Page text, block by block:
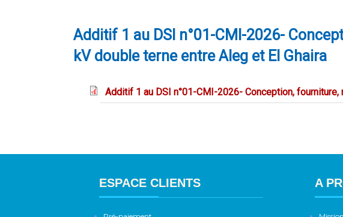
Additif 1 au DSI n°01-CMI-2026-
kV double terne entre Aleg et El Ghaira
Additif 1 au DSI n°01-CMI-2026- Conception,
ESPACE CLIENTS A